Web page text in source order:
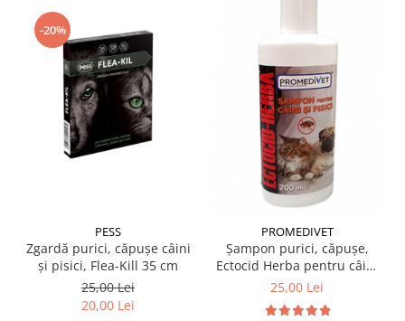
-20%
PESS
Zgardă purici, căpușe câini
și pisici, Flea-Kill 35 cm
25,00 Lei
20,00 Lei
PROMEDIVET
Șampon purici, căpușe,
Ectocid Herba pentru câini
și pisici 200 ml
25,00 Lei